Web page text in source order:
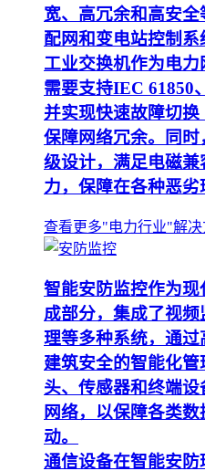
宽、高冗余和高安
配网和变电站控制系
工业交换机作为电力
需要支持IEC 61850
并实现快速故障切换
保障网络冗余。同
级设计，满足电磁
力，保障在各种恶劣
查看更多"电力行业"解决
智能安防监控作为
成部分，集成了视
理等多种系统，通
建筑安全的智能化
头、传感器和终端
网络，以保障各类
动。
通信设备在智能安